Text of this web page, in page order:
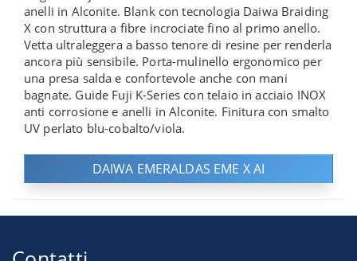
anelli in Alconite. Blank con tecnologia Daiwa Braiding
X con struttura a fibre incrociate fino al primo anello.
Vetta ultraleggera a basso tenore di resine per renderla
ancora più sensibile. Porta-mulinello ergonomico per
una presa salda e confortevole anche con mani
bagnate. Guide Fuji K-Series con telaio in acciaio INOX
anti corrosione e anelli in Alconite. Finitura con smalto
UV perlato blu-cobalto/viola.
DAIWA EMERALDAS EME X AI